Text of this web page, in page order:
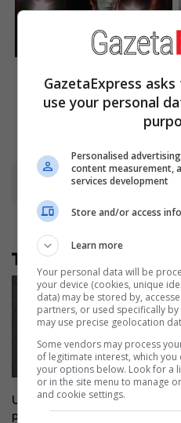
Nostalgic For The 70's
Brainberries
Të tjera nga rubrika
Ushtria zvicerane do të ruajë
pajisjet në bunkerë të
GazetaExpress
use your personal
Personalised
content measurement,
services development
Store and/or access
Learn more
Your personal data will be
your device (cookies, unique
data) may be stored by,
partners, or used specifically
may use precise geolocation
Some vendors may process
of legitimate interest, which
your options below. Look for a
or in the site menu to manage
and cookie settings.